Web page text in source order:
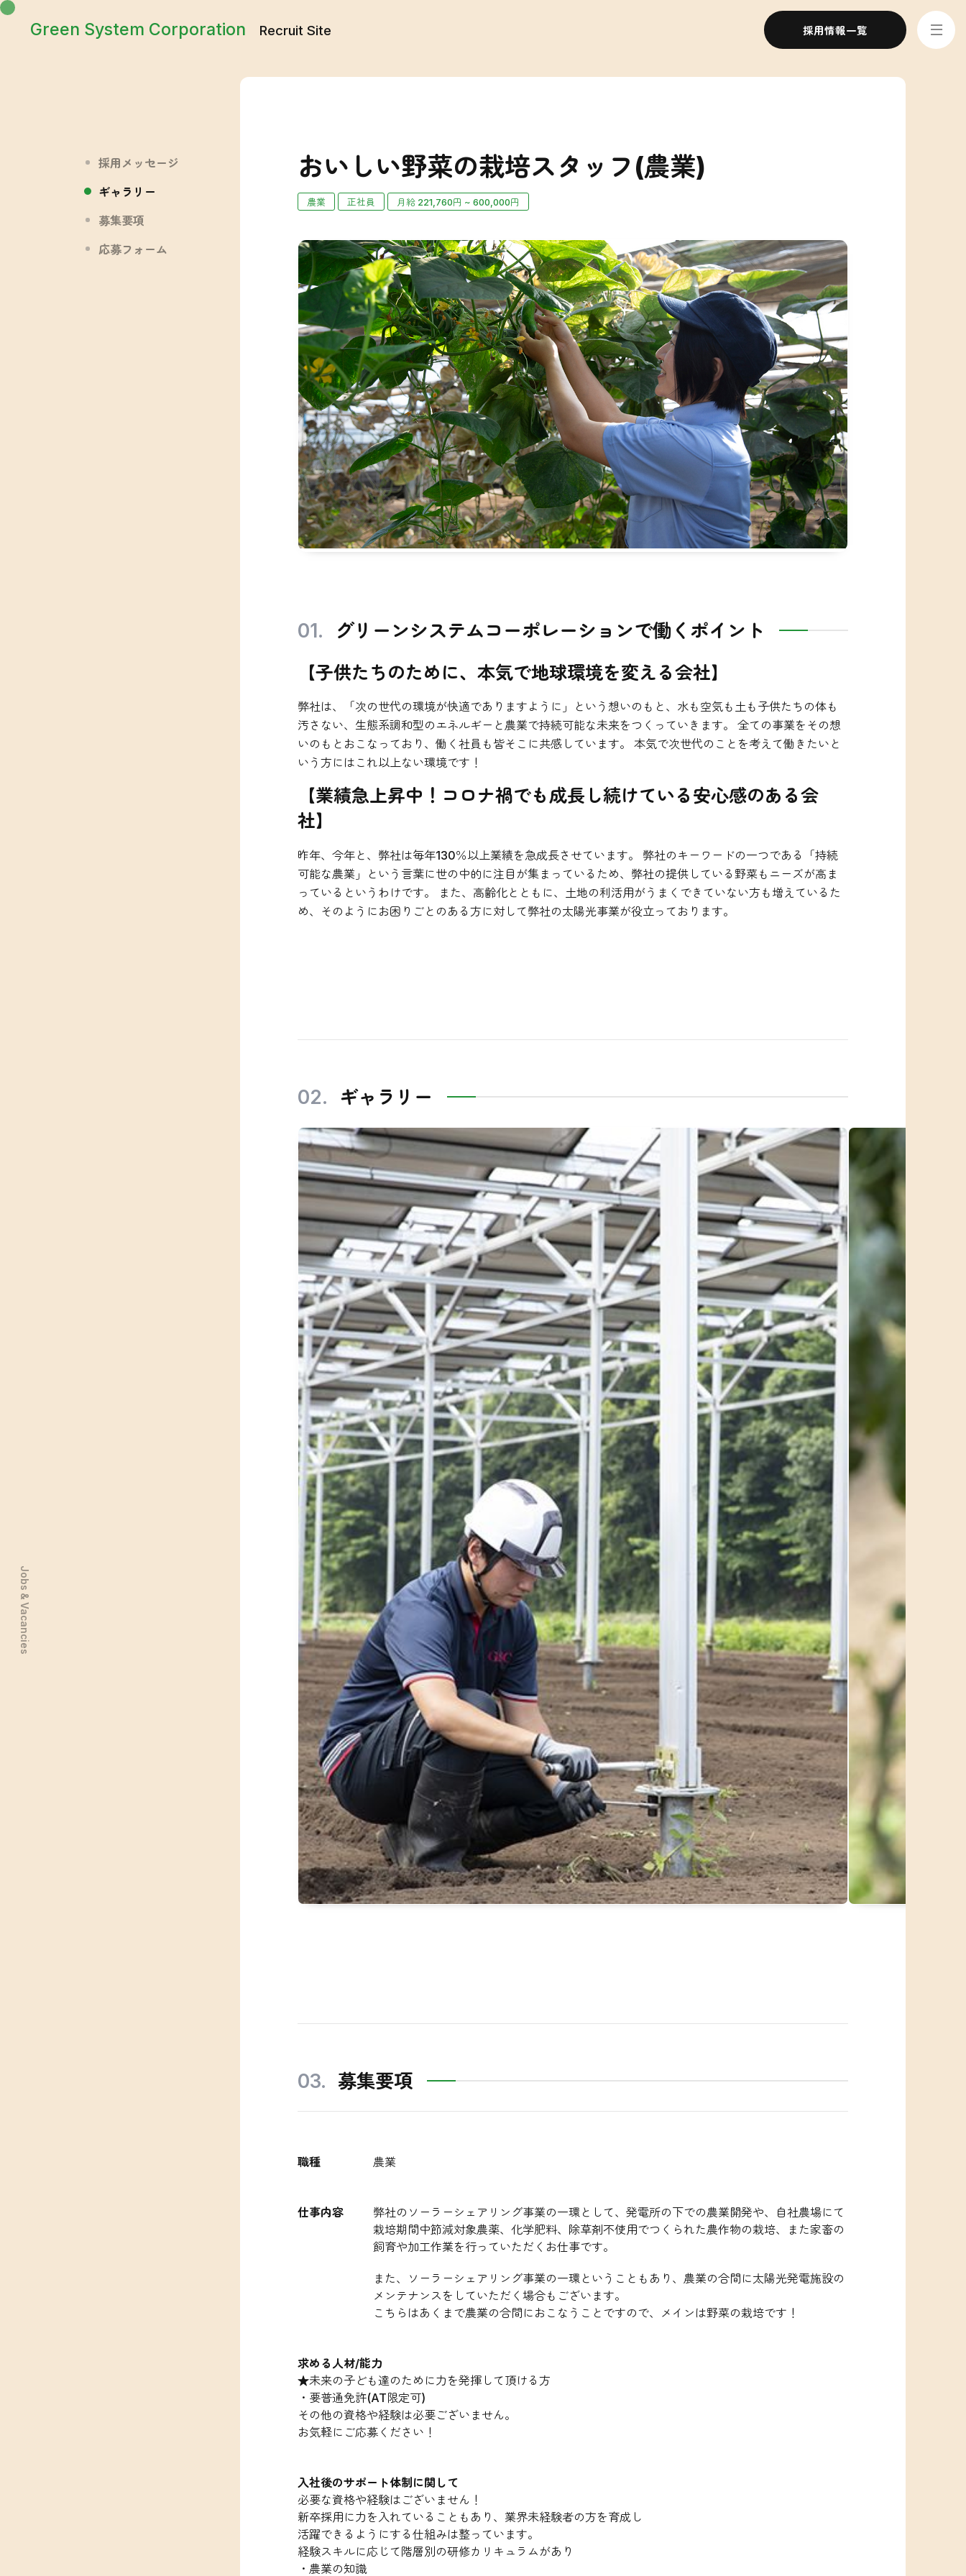
About us
事業案内 トップメッセージ
数字で見るグリーンシステムコーポレーション SDGs/ESGへの取り組み
会社概要 沿革
Philosophy
未来の子供たちのために 事業への想い 従業員満足の経営
Culture
働く環境 キャリアステップ 研修制度 福利厚生
Business
全ての事業に通じる土台 太陽光事業 農業6次産業化
Member
採用情報一覧 応募フォーム
FAQ
Green System Corporation Recruit Site 採用情報一覧
採用メッセージ
ギャラリー
募集要項
応募フォーム
Jobs & Vacancies
おいしい野菜の栽培スタッフ(農業)
農業 正社員 月給 221,760円 ~ 600,000円
グリーンシステムコーポレーションで働くポイント
【子供たちのために、本気で地球環境を変える会社】
弊社は、「次の世代の環境が快適でありますように」という想いのもと、水も空気も土も子供たちの体も
汚さない、生態系調和型のエネルギーと農業で持続可能な未来をつくっていきます。 全ての事業をその想
いのもとおこなっており、働く社員も皆そこに共感しています。 本気で次世代のことを考えて働きたいと
いう方にはこれ以上ない環境です！
【業績急上昇中！コロナ禍でも成長し続けている安心感のある会
社】
昨年、今年と、弊社は毎年130％以上業績を急成長させています。 弊社のキーワードの一つである「持続
可能な農業」という言葉に世の中的に注目が集まっているため、弊社の提供している野菜もニーズが高ま
っているというわけです。 また、高齢化とともに、土地の利活用がうまくできていない方も増えているた
め、そのようにお困りごとのある方に対して弊社の太陽光事業が役立っております。
ギャラリー
募集要項
職種 農業
仕事内容
弊社のソーラーシェアリング事業の一環として、発電所の下での農業開発や、自社農場にて
栽培期間中節減対象農薬、化学肥料、除草剤不使用でつくられた農作物の栽培、また家畜の
飼育や加工作業を行っていただくお仕事です。
また、ソーラーシェアリング事業の一環ということもあり、農業の合間に太陽光発電施設の
メンテナンスをしていただく場合もございます。
こちらはあくまで農業の合間におこなうことですので、メインは野菜の栽培です！
求める人材/能力
★未来の子ども達のために力を発揮して頂ける方
・要普通免許(AT限定可)
その他の資格や経験は必要ございません。
お気軽にご応募ください！
入社後のサポート体制に関して
必要な資格や経験はございません！
新卒採用に力を入れていることもあり、業界未経験者の方を育成し
活躍できるようにする仕組みは整っています。
経験スキルに応じて階層別の研修カリキュラムがあり
・農業の知識